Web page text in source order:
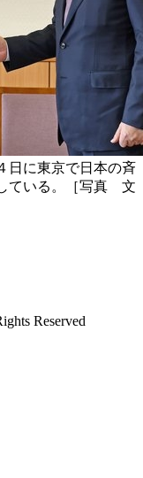
日に東京で日本の斉
ている。［写真 文
Reserved